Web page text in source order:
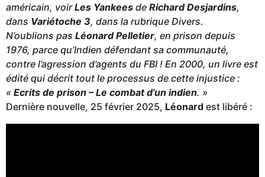
américain, voirLes Yankees de Richard Desjardins,
dans Variétoche 3, dans la rubrique Divers.
N’oublions pas Léonard Pelletier, en prison depuis
1976, parce qu’Indien défendant sa communauté,
contre l’agression d’agents du FBI ! En 2000, un livre est
édité qui décrit tout le processus de cette injustice :
« Ecrits de prison – Le combat d’un indien. »
Dernière nouvelle, 25 février 2025, Léonard est libéré :